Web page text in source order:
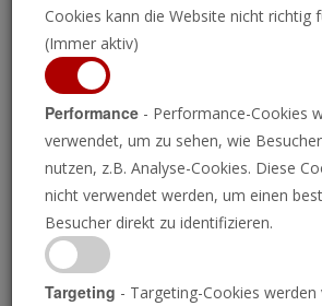
Cookies kann die Website nicht richtig
(Immer aktiv)
Performance - Performance-Cookies
verwendet, um zu sehen, wie
nutzen, z.B. Analyse-Cookies. Diese
nicht verwendet werden, um einen
Besucher direkt zu identifizieren.
Targeting - Targeting-Cookies